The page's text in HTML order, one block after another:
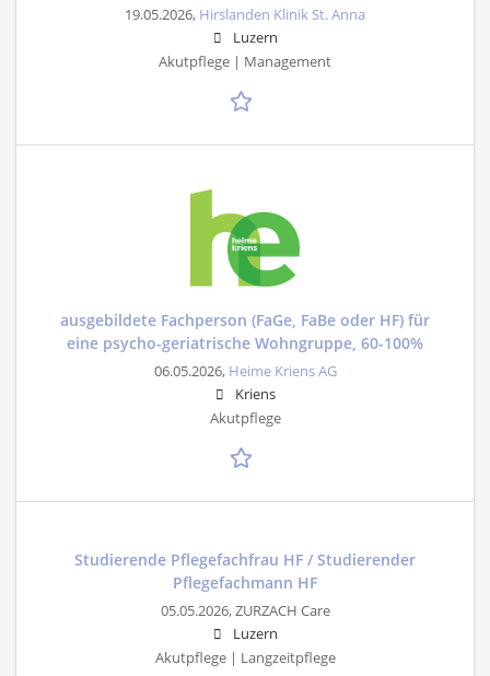
19.05.2026, Hirslanden Klinik St. Anna
Luzern
Akutpflege | Management
ausgebildete Fachperson (FaGe, FaBe oder HF) für
eine psycho-geriatrische Wohngruppe, 60-100%
06.05.2026, Heime Kriens AG
Kriens
Akutpflege
Studierende Pflegefachfrau HF / Studierender
Pflegefachmann HF
05.05.2026,ZURZACH Care
Luzern
Akutpflege | Langzeitpflege